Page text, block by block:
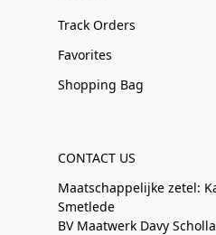
Track Orders
Favorites
Shopping Bag
CONTACT US
Maatschappelijke zetel:
Smetlede
BV Maatwerk Davy